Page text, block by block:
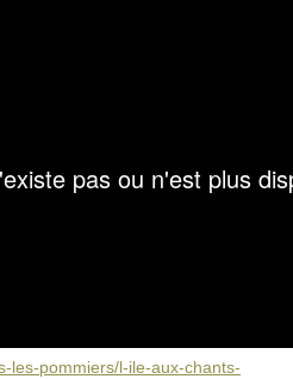
les-pommiers/l-ile-aux-chants-